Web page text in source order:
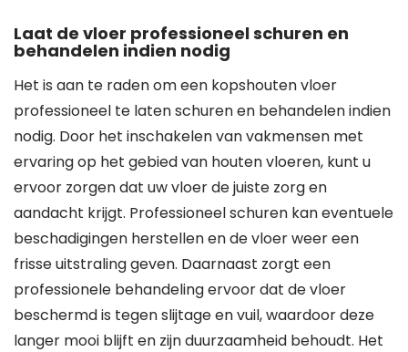
Laat de vloer professioneel schuren en
behandelen indien nodig
Het is aan te raden om een kopshouten vloer
professioneel te laten schuren en behandelen indien
nodig. Door het inschakelen van vakmensen met
ervaring op het gebied van houten vloeren, kunt u
ervoor zorgen dat uw vloer de juiste zorg en
aandacht krijgt. Professioneel schuren kan eventuele
beschadigingen herstellen en de vloer weer een
frisse uitstraling geven. Daarnaast zorgt een
professionele behandeling ervoor dat de vloer
beschermd is tegen slijtage en vuil, waardoor deze
langer mooi blijft en zijn duurzaamheid behoudt. Het